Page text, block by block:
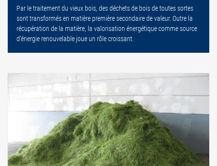
Par le traitement du vieux bois, des déchets de bois de toutes sortes
sont transformés en matière première secondaire de valeur. Outre la
récupération de la matière, la valorisation énergétique comme source
d’énergie renouvelable joue un rôle croissant.